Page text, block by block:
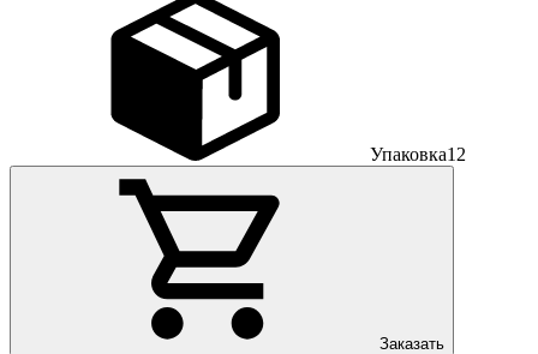
Упаковка12
Заказать